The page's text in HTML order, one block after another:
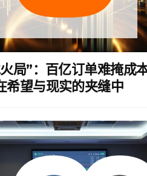
局”：百亿订单难掩成本
希望与现实的夹缝中